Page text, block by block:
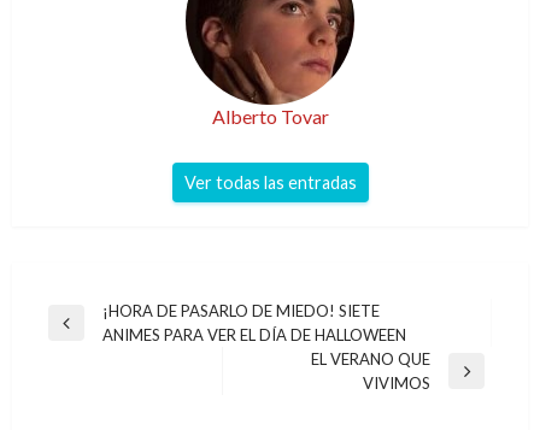
Alberto Tovar
Ver todas las entradas
Navegación
Entrada
¡HORA DE PASARLO DE MIEDO! SIETE
ANIMES PARA VER EL DÍA DE HALLOWEEN
EL VERANO QUE
VIVIMOS